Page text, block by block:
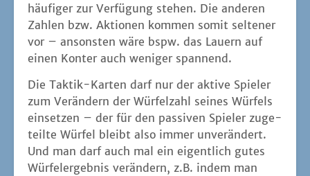
häu­fi­ger zur Ver­fü­gung ste­hen. Die ande­ren
Zah­len bzw. Aktio­nen kom­men somit sel­te­ner
vor – ansons­ten wäre bspw. das Lau­ern auf
einen Kon­ter auch weni­ger spannend.
Die Tak­tik-Kar­ten darf nur der akti­ve Spie­ler
zum Ver­än­dern der Wür­fel­zahl sei­nes Wür­fels
ein­set­zen – der für den pas­si­ven Spie­ler zuge­
teil­te Wür­fel bleibt also immer unver­än­dert.
Und man darf auch mal ein eigent­lich gutes
Wür­fel­er­geb­nis ver­än­dern, z.B. indem man